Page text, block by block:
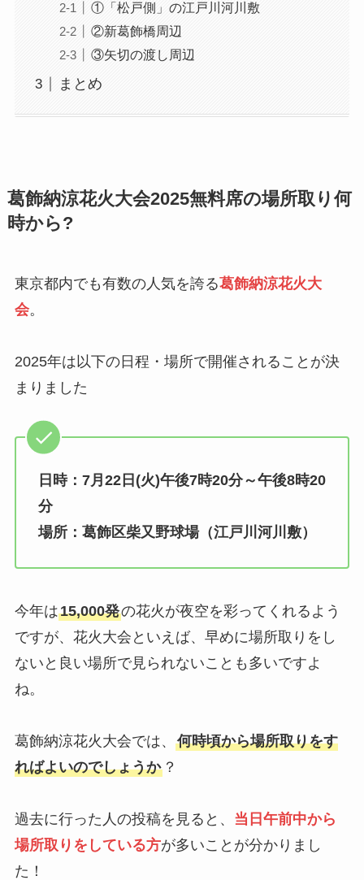
①「松戸側」の江戸川河川敷
②新葛飾橋周辺
③矢切の渡し周辺
まとめ
葛飾納涼花火大会2025無料席の場所取り何
時から?
東京都内でも有数の人気を誇る葛飾納涼花火大
会。
2025年は以下の日程・場所で開催されることが決
まりました
日時：7月22日(火)午後7時20分～午後8時20
分
場所：葛飾区柴又野球場（江戸川河川敷）
今年は15,000発の花火が夜空を彩ってくれるよう
ですが、花火大会といえば、早めに場所取りをし
ないと良い場所で見られないことも多いですよ
ね。
葛飾納涼花火大会では、 何時頃から場所取りをす
ればよいのでしょうか？
過去に行った人の投稿を見ると、 当日午前中から
場所取りをしている方が多いことが分かりまし
た！